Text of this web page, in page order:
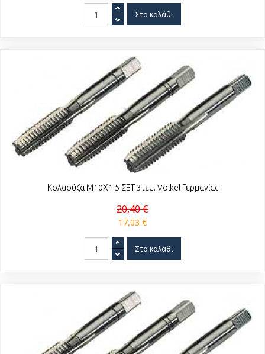
Κολαούζα Μ10Χ1.5 ΣΕΤ 3τεμ. Volkel Γερμανίας
20,40 €
17,03 €